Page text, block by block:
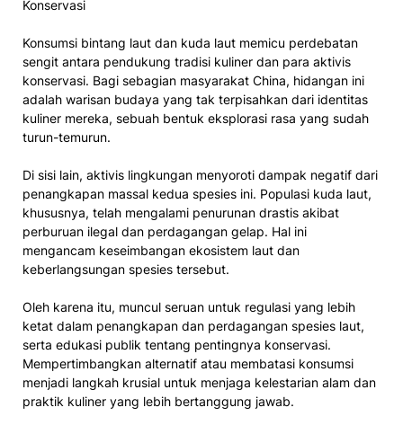
​Konsumsi bintang laut dan kuda laut memicu perdebatan
sengit antara pendukung tradisi kuliner dan para aktivis
konservasi.​ Bagi sebagian masyarakat China, hidangan ini
adalah warisan budaya yang tak terpisahkan dari identitas
kuliner mereka, sebuah bentuk eksplorasi rasa yang sudah
turun-temurun.
Di sisi lain, aktivis lingkungan menyoroti dampak negatif dari
penangkapan massal kedua spesies ini. Populasi kuda laut,
khususnya, telah mengalami penurunan drastis akibat
perburuan ilegal dan perdagangan gelap. Hal ini
mengancam keseimbangan ekosistem laut dan
keberlangsungan spesies tersebut.
Oleh karena itu, muncul seruan untuk regulasi yang lebih
ketat dalam penangkapan dan perdagangan spesies laut,
serta edukasi publik tentang pentingnya konservasi.
Mempertimbangkan alternatif atau membatasi konsumsi
menjadi langkah krusial untuk menjaga kelestarian alam dan
praktik kuliner yang lebih bertanggung jawab.